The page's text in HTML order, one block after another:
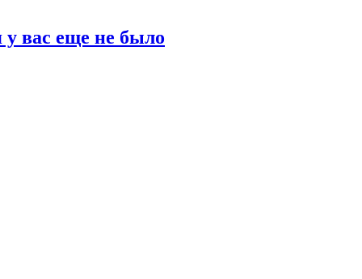
у вас еще не было